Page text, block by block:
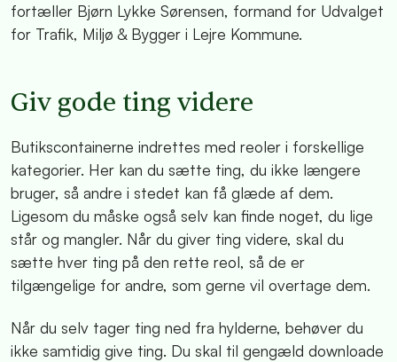
fortæller Bjørn Lykke Sørensen, formand for Udvalget
for Trafik, Miljø & Bygger i Lejre Kommune.
Giv gode ting videre
Butikscontainerne indrettes med reoler i forskellige
kategorier. Her kan du sætte ting, du ikke længere
bruger, så andre i stedet kan få glæde af dem.
Ligesom du måske også selv kan finde noget, du lige
står og mangler. Når du giver ting videre, skal du
sætte hver ting på den rette reol, så de er
tilgængelige for andre, som gerne vil overtage dem.
Når du selv tager ting ned fra hylderne, behøver du
ikke samtidig give ting. Du skal til gengæld downloade